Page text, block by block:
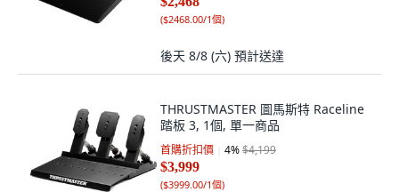
($2468.00/1個)
後天 8/8 (六) 預計送達
THRUSTMASTER 圖馬斯特 Raceline
踏板 3, 1個, 單一商品
首購折扣價 4%$4,199
$3,999
($3999.00/1個)